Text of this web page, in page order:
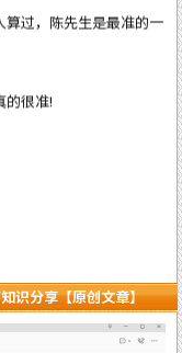
很准!
识分享【原创文章】